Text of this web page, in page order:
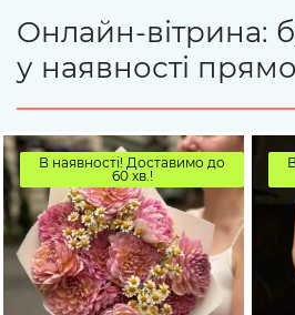
Онлайн-вітрина:
у наявності
В наявності! Доставимо до
60 хв.!